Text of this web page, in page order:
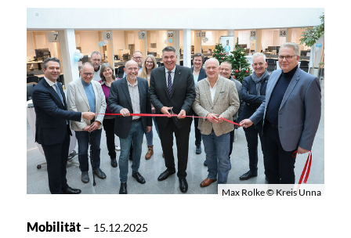
Max Rolke © Kreis Unna
Mobilität– 15.12.2025